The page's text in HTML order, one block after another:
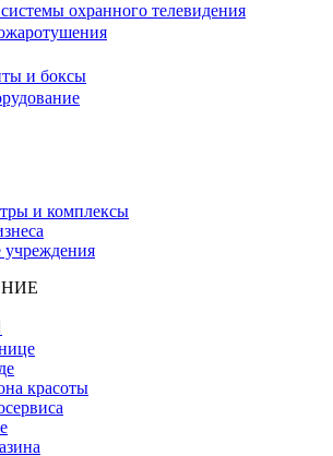
охранного телевидения
и боксы
и комплексы
красоты